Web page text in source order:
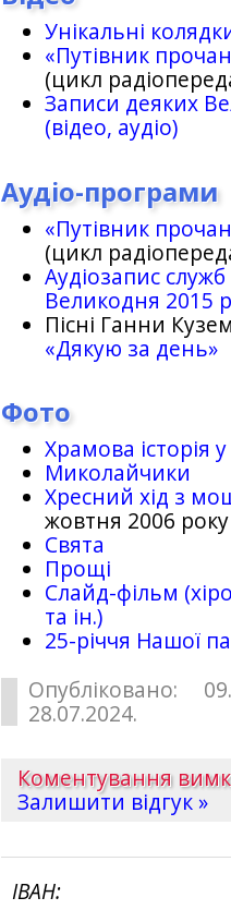
Унікальні
«Путівник
(цикл
Записи деяких
(відео, аудіо)
Аудіо-програми
«Путівник
(цикл
Аудіозапис
Великодня 2015
Пісні Ганни
«Дякую за день»
Фото
Храмова історія
Миколайчики
Хресний хід з
жовтня 2006 року
Свята
Прощі
Слайд-фільм
та ін.)
25-рiччя Нашої
Опубліковано:
28.07.2024.
Коментування
Залишити відгук »
ІВАН